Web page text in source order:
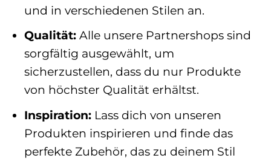
und in verschiedenen Stilen an.
Qualität:Alle unsere Partnershops sind
sorgfältig ausgewählt, um
sicherzustellen, dass du nur Produkte
von höchster Qualität erhältst.
Inspiration:Lass dich von unseren
Produkten inspirieren und finde das
perfekte Zubehör, das zu deinem Stil